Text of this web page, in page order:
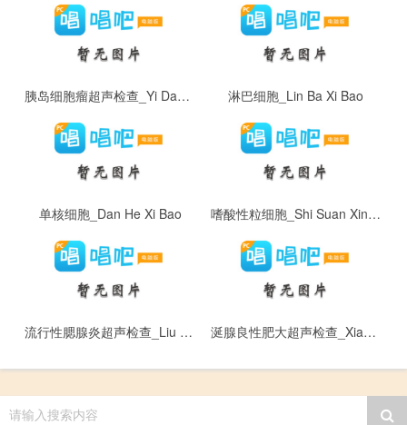
胰岛细胞瘤超声检查_Yi Dao Xi Bao Liu Chao Sheng Jian Cha 淋巴细胞_Lin Ba Xi Bao
单核细胞_Dan He Xi Bao 嗜酸性粒细胞_Shi Suan Xing Li Xi Bao
流行性腮腺炎超声检查_Liu Xing Xing Sai Xian Yan Chao Sheng Jian Cha 涎腺良性肥大超声检查_Xian Xian Liang Xing Fei Da Chao Sheng Jian Cha
请输入搜索内容